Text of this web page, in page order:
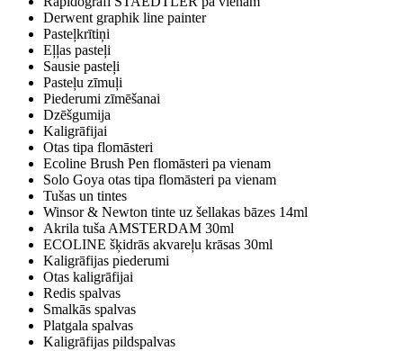
Derwent graphik line painter
Pasteļkrītiņi
Eļļas pasteļi
Sausie pasteļi
Pasteļu zīmuļi
Piederumi zīmēšanai
Dzēšgumija
Kaligrāfijai
Otas tipa flomāsteri
Ecoline Brush Pen flomāsteri pa vienam
Solo Goya otas tipa flomāsteri pa vienam
Tušas un tintes
Winsor & Newton tinte uz šellakas bāzes 14ml
Akrila tuša AMSTERDAM 30ml
ECOLINE šķidrās akvareļu krāsas 30ml
Kaligrāfijas piederumi
Otas kaligrāfijai
Redis spalvas
Smalkās spalvas
Platgala spalvas
Kaligrāfijas pildspalvas